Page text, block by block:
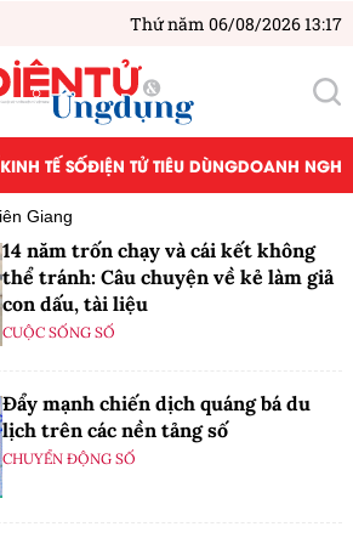
Thứ năm 06/08/2026 13:17
KINH TẾ SỐĐIỆN TỬ TIÊU DÙNGDOANH
Giang
14 năm trốn chạy và cái kết không
thể tránh: Câu chuyện về kẻ làm giả
con dấu, tài liệu
CUỘC SỐNG SỐ
Đẩy mạnh chiến dịch quáng bá du
lịch trên các nền tảng số
CHUYỂN ĐỘNG SỐ